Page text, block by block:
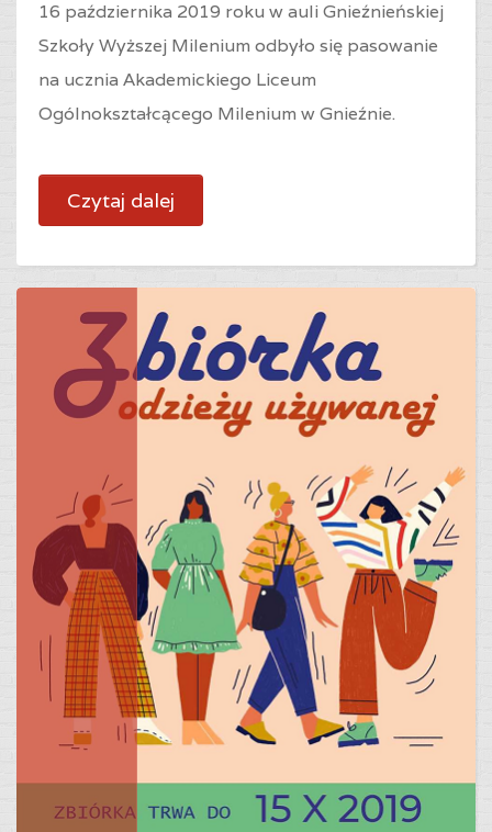
16 października 2019 roku w auli Gnieźnieńskiej
Szkoły Wyższej Milenium odbyło się pasowanie
na ucznia Akademickiego Liceum
Ogólnokształcącego Milenium w Gnieźnie.
Czytaj dalej